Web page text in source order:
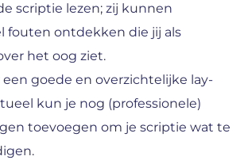
scriptie lezen; zij kunnen
fouten ontdekken die jij als
het oog ziet.
een goede en overzichtelijke lay-
kun je nog (professionele)
toevoegen om je scriptie wat te